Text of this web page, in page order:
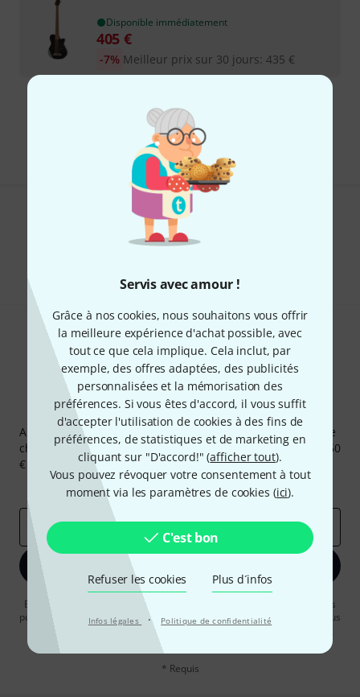
Servis avec amour !
Grâce à nos cookies, nous souhaitons vous offrir
la meilleure expérience d'achat possible, avec
tout ce que cela implique. Cela inclut, par
exemple, des offres adaptées, des publicités
personnalisées et la mémorisation des
préférences. Si vous êtes d'accord, il vous suffit
d'accepter l'utilisation de cookies à des fins de
préférences, de statistiques et de marketing en
cliquant sur "D'accord!" (afficher tout).
Vous pouvez révoquer votre consentement à tout
moment via les paramètres de cookies (ici).
C'est bon
Refuser les cookies Plus d´infos
Infos légales · Politique de confidentialité
Disponible immédiatement
405 €
Meilleur prix sur 30 jours: 435 €
-7%
Envoi gratuit à partir de 69 €
Les prix sont indiqués avec TVA comprise
Aimez-vous ce que vous voyez ?
Newsletters Thomann
Abonnez-vous à la newsletter Thomann et, avec un peu de
chance, gagnez l'un des 50 bons d'achat d'une valeur de 50
€ chacun!
Articles inspirants
Deals Aperçus Thomann
Adresse e-mail*
S'inscrire maintenant
En cliquant sur "S'inscrire maintenant", vous acceptez de recevoir des
publicités par e-mail. La désinscription est possible à tout moment. Vous
pouvez trouver plus d'informations à ce sujet dans notre
confidentialité
* Requis